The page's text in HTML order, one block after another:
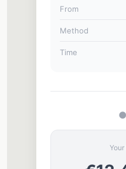
From
Method
Time
●